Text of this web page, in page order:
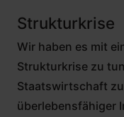
Strukturkrise
Wir haben es mit
Strukturkrise zu
Staatswirtschaft
überlebensfähiger